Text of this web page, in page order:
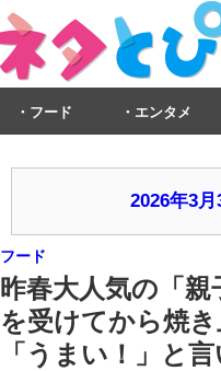
フード エンタメ
2026年3
フード
昨春大人気の「
を受けてから焼
「うまい！」と